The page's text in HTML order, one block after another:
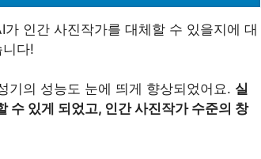
인간 사진작가를 대체할 수 있을지에 대
다!
기의 성능도 눈에 띄게 향상되었어요. 실
수 있게 되었고, 인간 사진작가 수준의 창